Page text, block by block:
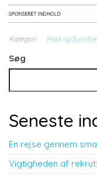
Kategori Mad og
Søg
Seneste
En rejse gennem
Vigtigheden af